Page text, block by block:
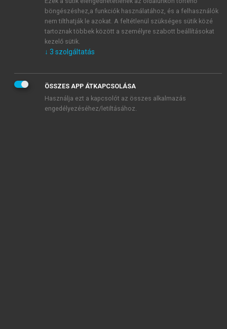
Általános vásárlási feltételeket, valamint a szotar.netés a
mersz.huoldalak licencszerződéseiben foglaltakat
tudomásul veszem és elfogadom.
KIPRÓBÁLOM
böngészéshez,a funkciók használatához, és a felhasználók
nem tilthatják le azokat. A feltétlenül szükséges sütik közé
tartoznak többek között a személyre szabott beállításokat
kezelő sütik.
↓ 3 szolgáltatás
ÖSSZES APP ÁTKAPCSOLÁSA
Használja ezt a kapcsolót az összes alkalmazás
engedélyezéséhez/letiltásához.